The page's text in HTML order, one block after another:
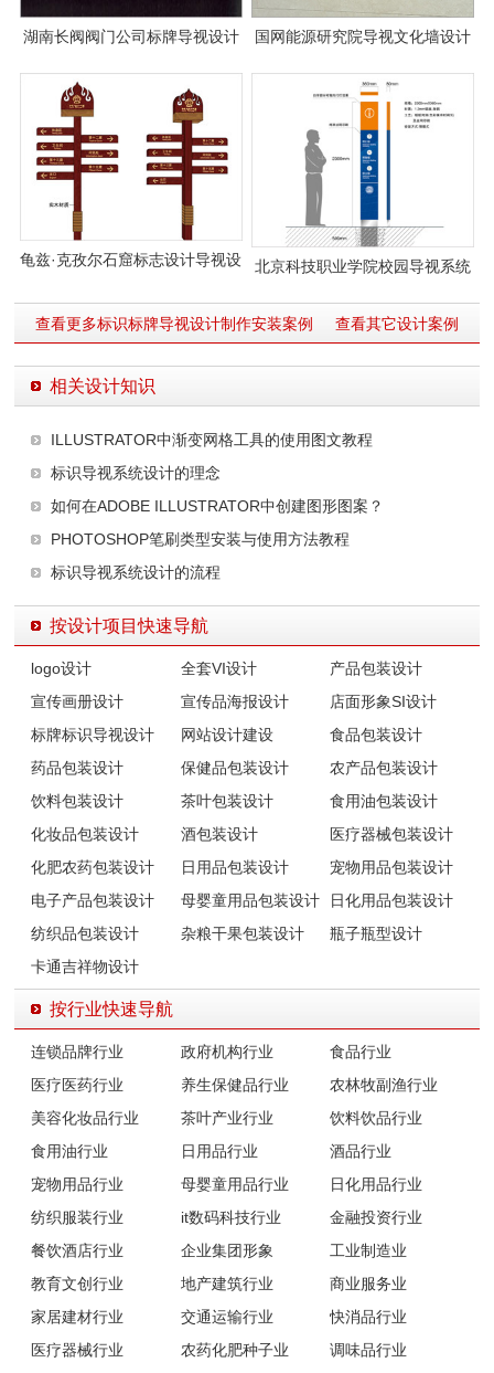
湖南长阀阀门公司标牌导视设计
国网能源研究院导视文化墙设计
龟兹·克孜尔石窟标志设计导视设
北京科技职业学院校园导视系统
查看更多标识标牌导视设计制作安装案例
查看其它设计案例
相关设计知识
ILLUSTRATOR中渐变网格工具的使用图文教程
标识导视系统设计的理念
如何在ADOBE ILLUSTRATOR中创建图形图案？
PHOTOSHOP笔刷类型安装与使用方法教程
标识导视系统设计的流程
按设计项目快速导航
logo设计 全套VI设计
产品包装设计
宣传画册设计
宣传品海报设计
店面形象SI设计
标牌标识导视设计
网站设计建设
食品包装设计
药品包装设计
保健品包装设计
农产品包装设计
饮料包装设计
茶叶包装设计
食用油包装设计
化妆品包装设计
酒包装设计
医疗器械包装设计
化肥农药包装设计
日用品包装设计
宠物用品包装设计
电子产品包装设计
母婴童用品包装设计
日化用品包装设计
纺织品包装设计
杂粮干果包装设计
瓶子瓶型设计
卡通吉祥物设计
按行业快速导航
连锁品牌行业 政府机构行业
食品行业
医疗医药行业
养生保健品行业
农林牧副渔行业
美容化妆品行业
茶叶产业行业
饮料饮品行业
食用油行业
日用品行业
酒品行业
宠物用品行业
母婴童用品行业
日化用品行业
纺织服装行业
it数码科技行业
金融投资行业
餐饮酒店行业
企业集团形象
工业制造业
教育文创行业
地产建筑行业
商业服务业
家居建材行业
交通运输行业
快消品行业
医疗器械行业
农药化肥种子业 调味品行业